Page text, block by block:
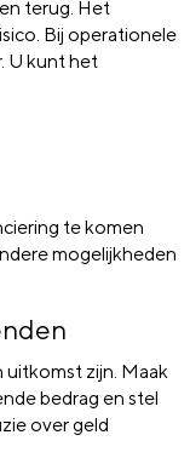
terug. Het
Bij operationele
U kunt het
te komen
mogelijkheden
uitkomst zijn. Maak
bedrag en stel
over geld